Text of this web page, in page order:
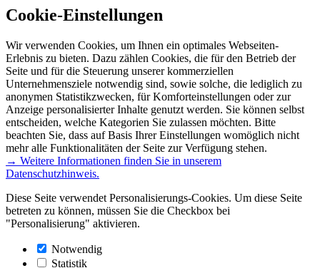
Cookie-Einstellungen
Wir verwenden Cookies, um Ihnen ein optimales Webseiten-
Erlebnis zu bieten. Dazu zählen Cookies, die für den Betrieb der
Seite und für die Steuerung unserer kommerziellen
Unternehmensziele notwendig sind, sowie solche, die lediglich zu
anonymen Statistikzwecken, für Komforteinstellungen oder zur
Anzeige personalisierter Inhalte genutzt werden. Sie können selbst
entscheiden, welche Kategorien Sie zulassen möchten. Bitte
beachten Sie, dass auf Basis Ihrer Einstellungen womöglich nicht
mehr alle Funktionalitäten der Seite zur Verfügung stehen.
→ Weitere Informationen finden Sie in unserem
Datenschutzhinweis.
Diese Seite verwendet Personalisierungs-Cookies. Um diese Seite
betreten zu können, müssen Sie die Checkbox bei
"Personalisierung" aktivieren.
Notwendig
Statistik